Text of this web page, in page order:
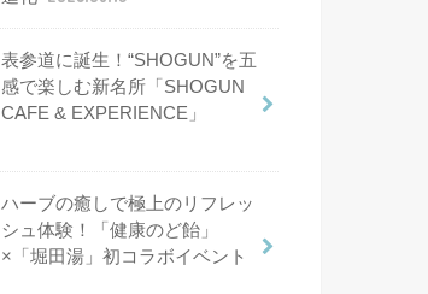
表参道に誕生！“SHOGUN”を五
感で楽しむ新名所「SHOGUN
CAFE & EXPERIENCE」
ハーブの癒しで極上のリフレッ
シュ体験！「健康のど飴」
×「堀田湯」初コラボイベント